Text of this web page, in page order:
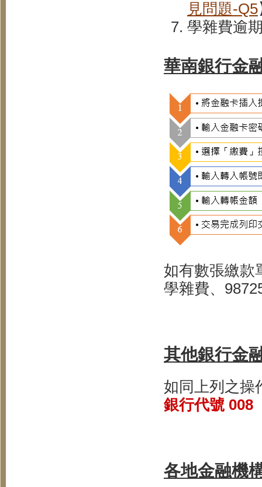
見問題-Q5
學雜費逾
華南銀行金
如有數張繳款
學雜費、
其他銀行金
如同上列之操
銀行代號 008
各地金融機